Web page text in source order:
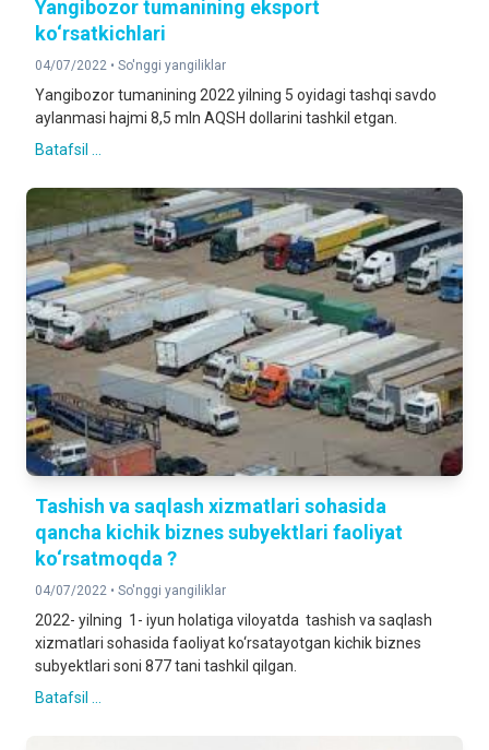
Yangibozor tumanining eksport
ko‘rsatkichlari
04/07/2022 • So'nggi yangiliklar
Yangibozor tumanining 2022 yilning 5 oyidagi tashqi savdo
aylanmasi hajmi 8,5 mln AQSH dollarini tashkil etgan.
Batafsil ...
Tashish va saqlash xizmatlari sohasida
qancha kichik biznes subyektlari faoliyat
ko‘rsatmoqda ?
04/07/2022 • So'nggi yangiliklar
2022- yilning 1- iyun holatiga viloyatda tashish va saqlash
xizmatlari sohasida faoliyat ko‘rsatayotgan kichik biznes
subyektlari soni 877 tani tashkil qilgan.
Batafsil ...